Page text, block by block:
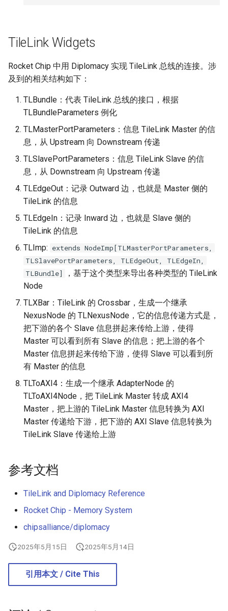
TileLink Widgets
Rocket Chip 中用 Diplomacy 实现 TileLink 总线的连接。涉
及到的相关结构如下：
TLBundle：代表 TileLink 总线的接口，根据
TLBundleParameters 例化
TLMasterPortParameters：信息 TileLink Master 的信
息，从 Upstream 向 Downstream 传递
TLSlavePortParameters：信息 TileLink Slave 的信
息，从 Downstream 向 Upstream 传递
TLEdgeOut：记录 Outward 边，也就是 Master 侧的
TileLink 的信息
TLEdgeIn：记录 Inward 边，也就是 Slave 侧的
TileLink 的信息
TLImp: extends NodeImp[TLMasterPortParameters,
TLSlavePortParameters, TLEdgeOut, TLEdgeIn,
TLBundle]
，基于这个类型来导出各种类型的 TileLink
Node
TLXBar：TileLink 的 Crossbar，生成一个继承
NexusNode 的 TLNexusNode，它的信息传递方式是，
把下游的各个 Slave 信息拼起来传给上游，使得
Master 可以看到所有 Slave 的信息；把上游的各个
Master 信息拼起来传给下游，使得 Slave 可以看到所
有 Master 的信息
TLToAXI4：生成一个继承 AdapterNode 的
TLToAXI4Node，把 TileLink Master 转成 AXI4
Master，把上游的 TileLink Master 信息转换为 AXI
Master 传递给下游，把下游的 AXI Slave 信息转换为
TileLink Slave 传递给上游
参考文档
TileLink and Diplomacy Reference
Rocket Chip - Memory System
chipsalliance/diplomacy
2025年5月15日 2025年5月14日
引用本文 / Cite This